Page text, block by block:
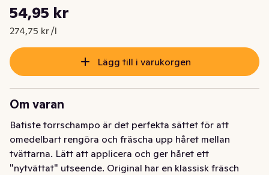
Nuvarande pris är: 54,95 kr
54,95 kr
274,75 kr /l
Styckpris: 274,75 kr /l
Lägg till i varukorgen
Om varan
Batiste torrschampo är det perfekta sättet för att
omedelbart rengöra och fräscha upp håret mellan
tvättarna. Lätt att applicera och ger håret ett
"nytvättat" utseende. Original har en klassisk fräsch